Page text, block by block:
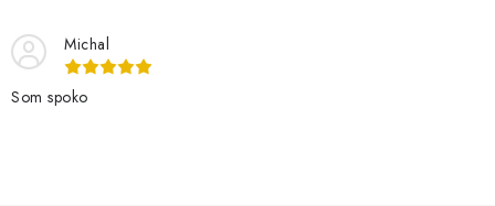
Michal
Som spoko